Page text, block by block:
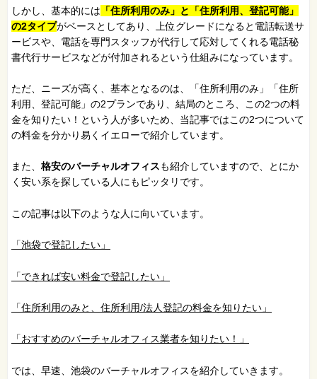
しかし、基本的には 「住所利用のみ」と「住所利用、登記可能」
の2タイプがベースとしてあり、上位グレードになると電話転送サ
ービスや、電話を専門スタッフが代行して応対してくれる電話秘
書代行サービスなどが付加されるという仕組みになっています。
ただ、ニーズが高く、基本となるのは、「住所利用のみ」「住所
利用、登記可能」の2プランであり、結局のところ、この2つの料
金を知りたい！という人が多いため、当記事ではこの2つについて
の料金を分かり易くイエローで紹介しています。
また、 格安のバーチャルオフィスも紹介していますので、とにか
く安い系を探している人にもピッタリです。
この記事は以下のような人に向いています。
「池袋で登記したい」
「できれば安い料金で登記したい」
「住所利用のみと、住所利用/法人登記の料金を知りたい」
「おすすめのバーチャルオフィス業者を知りたい！」
では、早速、池袋のバーチャルオフィスを紹介していきます。